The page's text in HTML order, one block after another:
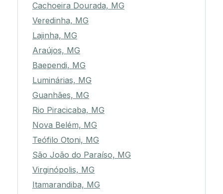
Cachoeira Dourada, MG
Veredinha, MG
Lajinha, MG
Araújos, MG
Baependi, MG
Luminárias, MG
Guanhães, MG
Rio Piracicaba, MG
Nova Belém, MG
Teófilo Otoni, MG
São João do Paraíso, MG
Virginópolis, MG
Itamarandiba, MG